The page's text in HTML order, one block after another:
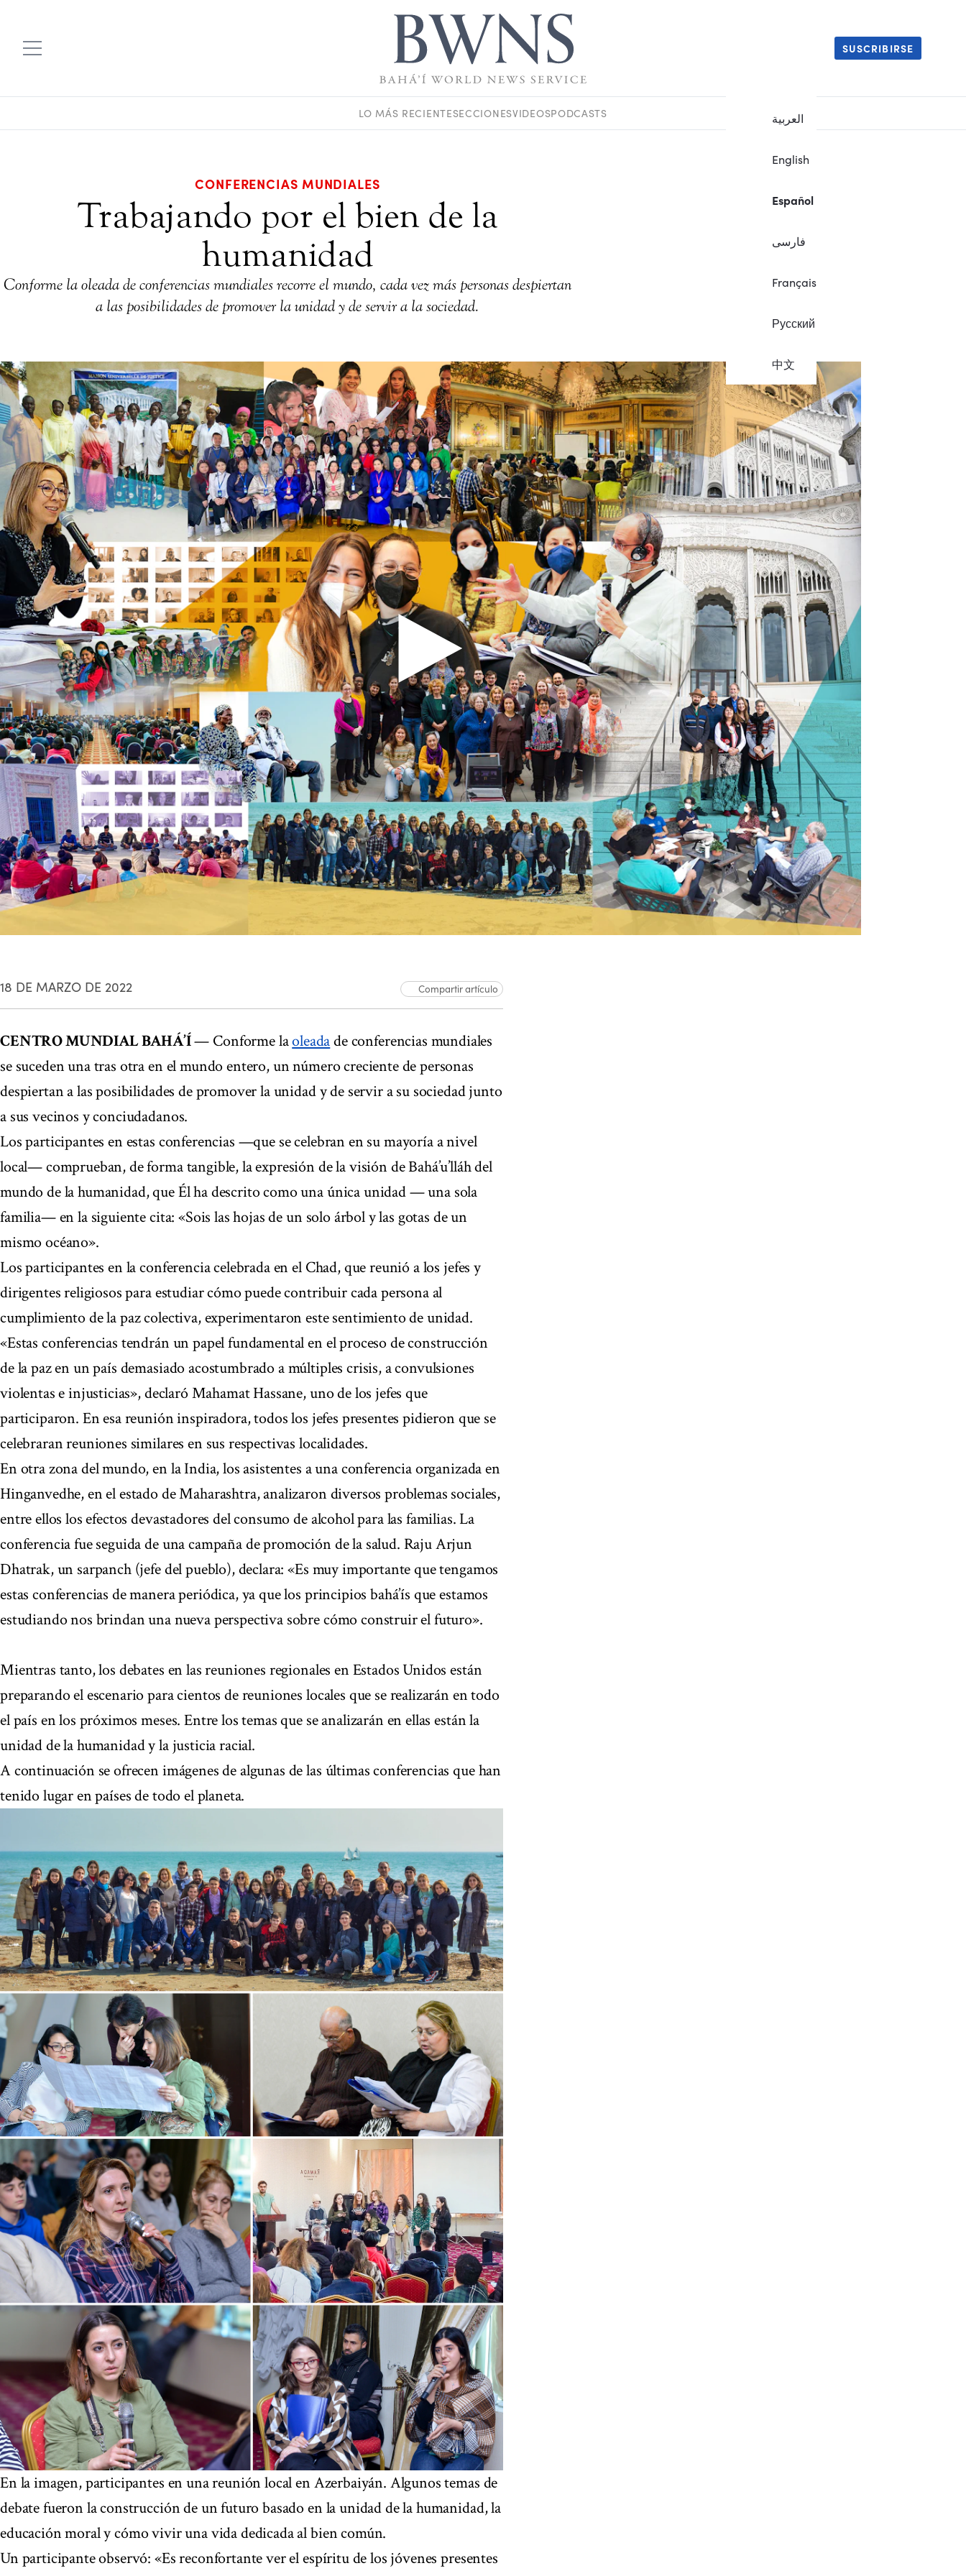
العربية
English
Español
فارسی
Français
Русский
中文
SUSCRIBIRSE
LO MÁS RECIENTESECCIONESVIDEOSPODCASTS
CONFERENCIAS MUNDIALES
Trabajando por el bien de la
humanidad
Conforme la oleada de conferencias mundiales recorre el mundo, cada vez más personas despiertan
a las posibilidades de promover la unidad y de servir a la sociedad.
18 DE MARZO DE 2022 Compartir artículo
CENTRO MUNDIAL BAHÁ’Í— Conforme laoleadade conferencias mundiales
se suceden una tras otra en el mundo entero, un número creciente de personas
despiertan a las posibilidades de promover la unidad y de servir a su sociedad junto
a sus vecinos y conciudadanos.
Los participantes en estas conferencias —que se celebran en su mayoría a nivel
local— comprueban, de forma tangible, la expresión de la visión de Bahá’u’lláh del
mundo de la humanidad, que Él ha descrito como una única unidad — una sola
familia— en la siguiente cita: «Sois las hojas de un solo árbol y las gotas de un
mismo océano».
Los participantes en la conferencia celebrada en el Chad, que reunió a los jefes y
dirigentes religiosos para estudiar cómo puede contribuir cada persona al
cumplimiento de la paz colectiva, experimentaron este sentimiento de unidad.
«Estas conferencias tendrán un papel fundamental en el proceso de construcción
de la paz en un país demasiado acostumbrado a múltiples crisis, a convulsiones
violentas e injusticias», declaró Mahamat Hassane, uno de los jefes que
participaron. En esa reunión inspiradora, todos los jefes presentes pidieron que se
celebraran reuniones similares en sus respectivas localidades.
En otra zona del mundo, en la India, los asistentes a una conferencia organizada en
Hinganvedhe, en el estado de Maharashtra, analizaron diversos problemas sociales,
entre ellos los efectos devastadores del consumo de alcohol para las familias. La
conferencia fue seguida de una campaña de promoción de la salud. Raju Arjun
Dhatrak, un sarpanch (jefe del pueblo), declara: «Es muy importante que tengamos
estas conferencias de manera periódica, ya que los principios bahá’ís que estamos
estudiando nos brindan una nueva perspectiva sobre cómo construir el futuro».
Mientras tanto, los debates en las reuniones regionales en Estados Unidos están
preparando el escenario para cientos de reuniones locales que se realizarán en todo
el país en los próximos meses. Entre los temas que se analizarán en ellas están la
unidad de la humanidad y la justicia racial.
A continuación se ofrecen imágenes de algunas de las últimas conferencias que han
tenido lugar en países de todo el planeta.
En la imagen, participantes en una reunión local en Azerbaiyán. Algunos temas de
debate fueron la construcción de un futuro basado en la unidad de la humanidad, la
educación moral y cómo vivir una vida dedicada al bien común.
Un participante observó: «Es reconfortante ver el espíritu de los jóvenes presentes